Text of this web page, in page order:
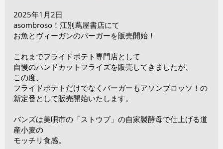
2025年1月2日
asombroso！江別蔦屋書店にて
お魚とヴィーガンのバーガーを販売開始！
これまでフライドポテト専門店として
自慢のハンドカットフライズを販売してきましたが、
この度、
フライドポテトだけでなくバーガーもアソンブロッソ！の
新定番として販売開始いたします。
バンズは美唄市の「ストウブ」の自家製酵母で仕上げる道
産小麦の
モッチリ食感。